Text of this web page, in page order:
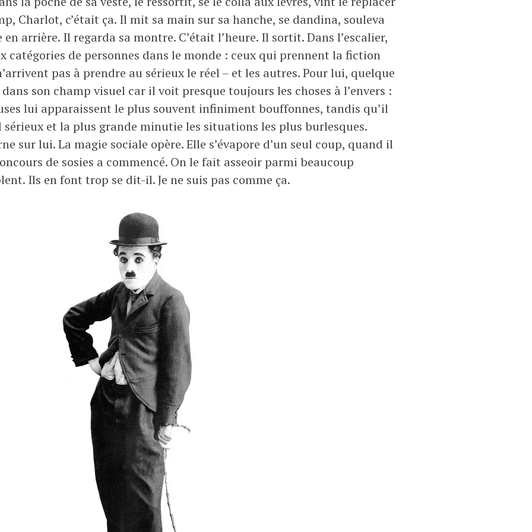
l
2
0
1
7
i
s
L
o
z
e
t
Charlot, c’était ça. Il mit sa main sur sa hanche, se dandina, souleva
arrière. Il regarda sa montre. C’était l’heure. Il sortit. Dans l’escalier,
catégories de personnes dans le monde : ceux qui prennent la fiction
pas à prendre au sérieux le réel – et les autres. Pour lui, quelque
son champ visuel car il voit presque toujours les choses à l’envers :
lui apparaissent le plus souvent infiniment bouffonnes, tandis qu’il
et la plus grande minutie les situations les plus burlesques.
sur lui. La magie sociale opère. Elle s’évapore d’un seul coup, quand il
de sosies a commencé. On le fait asseoir parmi beaucoup
Ils en font trop se dit-il. Je ne suis pas comme ça.